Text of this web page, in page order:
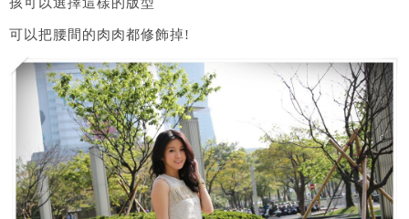
孩可以選擇這樣的版型
可以把腰間的肉肉都修飾掉!